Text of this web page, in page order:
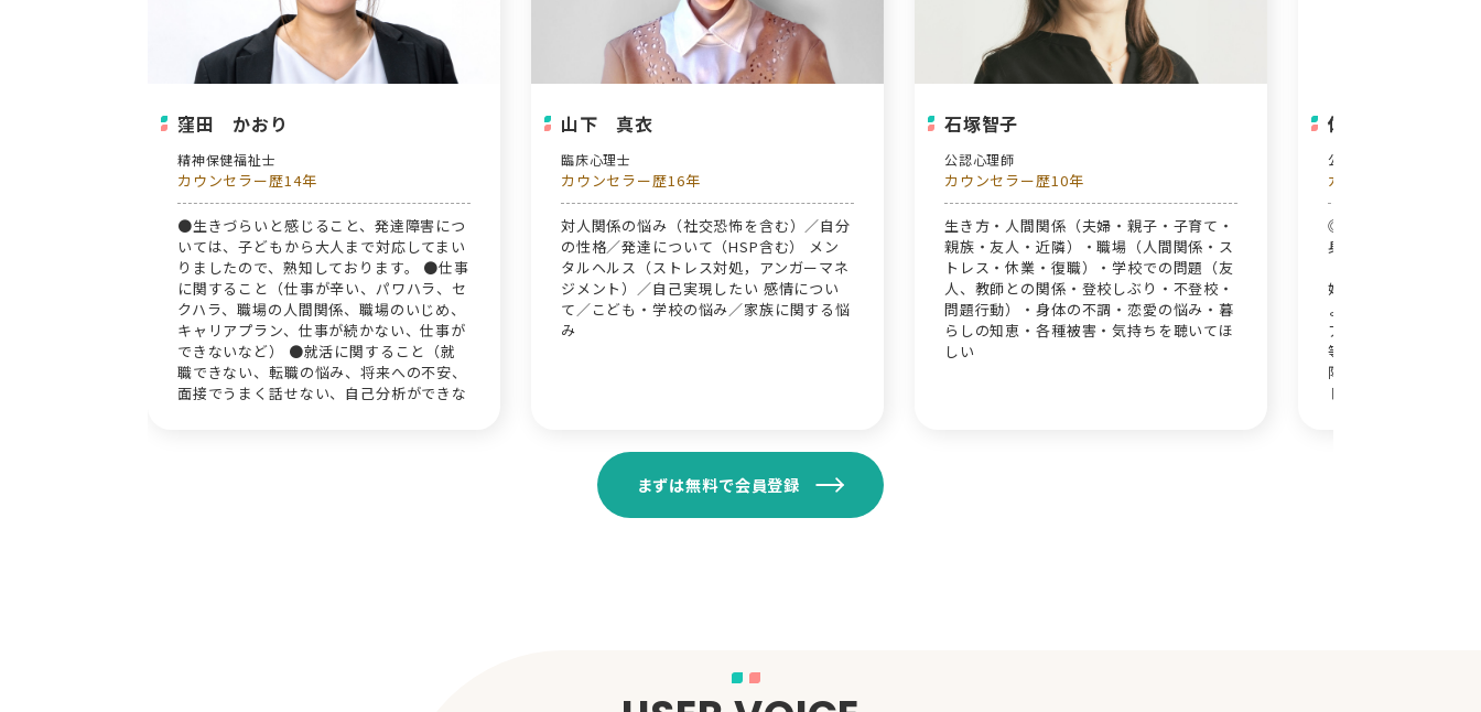
窪田 かおり
精神保健福祉士
カウンセラー歴14年
●生きづらいと感じること、発達障害につ
いては、子どもから大人まで対応してまい
りましたので、熟知しております。 ●仕事
に関すること（仕事が辛い、パワハラ、セ
クハラ、職場の人間関係、職場のいじめ、
キャリアプラン、仕事が続かない、仕事が
できないなど） ●就活に関すること（就
職できない、転職の悩み、将来への不安、
面接でうまく話せない、自己分析ができな
山下 真衣
臨床心理士
カウンセラー歴16年
対人関係の悩み（社交恐怖を含む）／自分
の性格／発達について（HSP含む） メン
タルヘルス（ストレス対処，アンガーマネ
ジメント）／自己実現したい 感情につい
て／こども・学校の悩み／家族に関する悩
み
石塚智子
公認心理師
カウンセラー歴10年
生き方・人間関係（夫婦・親子・子育て・
親族・友人・近隣）・職場（人間関係・ス
トレス・休業・復職）・学校での問題（友
人、教師との関係・登校しぶり・不登校・
問題行動）・身体の不調・恋愛の悩み・暮
らしの知恵・各種被害・気持ちを聴いてほ
しい
佐藤真智子
公認心理師
カウンセラー歴12年
◎生きるということ
身を知るということ
婦の問題 ◎発達の特
ょうだい児 カサン
アラー ◎不登校（
等） ひきこもり（
障害 アダルトチル
トGPTも頼りになり
まずは無料で会員登録